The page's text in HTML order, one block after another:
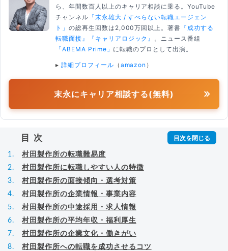
ら、年間数百人以上のキャリア相談に乗る。YouTube
チャンネル 「末永雄大 / すべらない転職エージェン
ト」 の総再生回数は2,000万回以上。著書 『成功する
転職面接』
『キャリアロジック』
。ニュース番組
「ABEMA Prime」 に転職のプロとして出演。
▸ 詳細プロフィール （ amazon ）
末永にキャリア相談する(無料)
目次
村田製作所の転職難易度
村田製作所に転職しやすい人の特徴
村田製作所の面接傾向・選考対策
村田製作所の企業情報・事業内容
村田製作所の中途採用・求人情報
村田製作所の平均年収・福利厚生
村田製作所の企業文化・働きがい
村田製作所への転職を成功させるコツ